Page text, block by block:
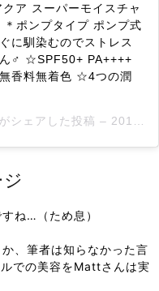
ア スーパーモイスチャ
ポンプタイプ ポンプ式
に馴染むのでストレス
ん‍♂️ ☆SPF50+ PA++++
香料無着色 ☆4つの潤
シェアした投稿 – 2019年 4月月22日午後2時53分PDT
ね…（ため息）
、筆者は知らなかった言
での美容をMattさんは実